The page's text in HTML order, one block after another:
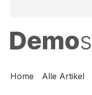
Home Alle Artikel